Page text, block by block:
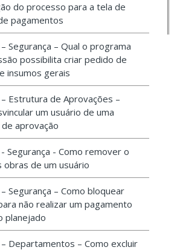
do processo para a tela de
pagamentos
– Segurança – Qual o programa
possibilita criar pedido de
insumos gerais
– Estrutura de Aprovações –
um usuário de uma
aprovação
- Segurança - Como remover o
obras de um usuário
– Segurança – Como bloquear
não realizar um pagamento
planejado
– Departamentos – Como excluir